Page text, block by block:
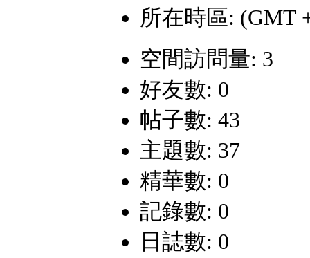
所在時區: (GMT
空間訪問量: 3
好友數: 0
帖子數: 43
主題數: 37
精華數: 0
記錄數: 0
日誌數: 0